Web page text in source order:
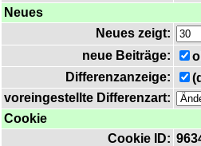
Neues
Neues zeigt:
neue Beiträge:
Differenzanzeige:
voreingestellte Differenzart:
Cookie
Cookie ID: